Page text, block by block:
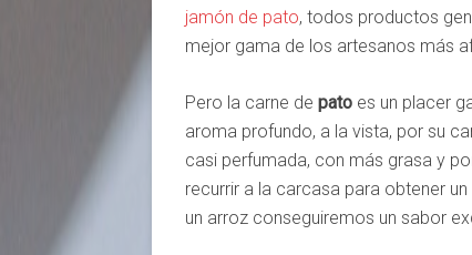
jamón de pato, todos productos
mejor gama de los artesanos más
Pero la carne de pato es un placer
aroma profundo, a la vista, por su
casi perfumada, con más grasa y
recurrir a la carcasa para obtener
un arroz conseguiremos un sabor